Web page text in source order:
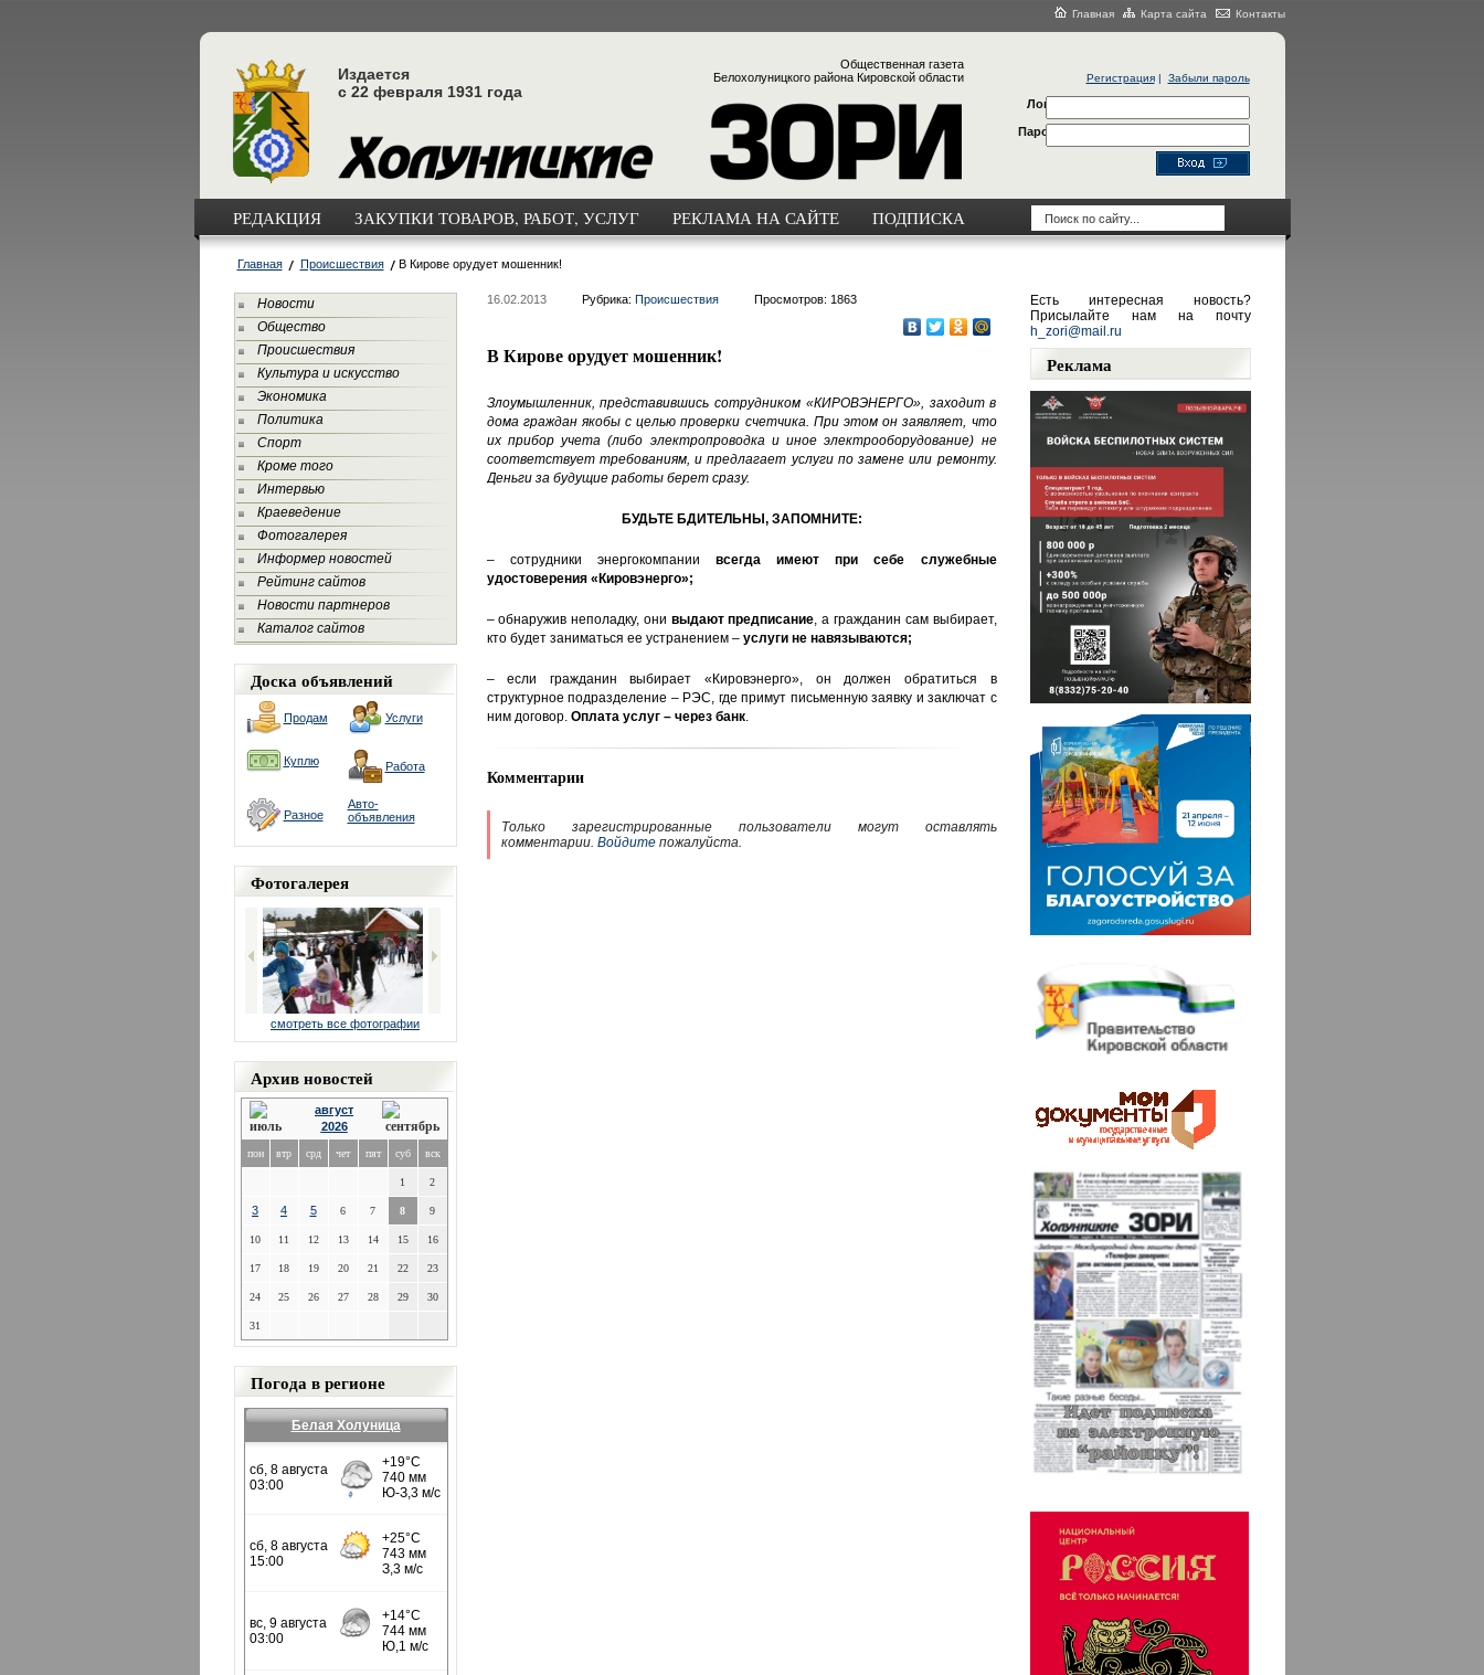
Главная Карта сайта Контакты
Издается
с 22 февраля 1931 года
Общественная газета
Белохолуницкого района Кировской области
Регистрация| Забыли пароль
Логин
Пароль
РЕДАКЦИЯ ЗАКУПКИ ТОВАРОВ, РАБОТ, УСЛУГ РЕКЛАМА НА САЙТЕ ПОДПИСКА
Главная Происшествия В Кирове орудует мошенник!
Новости
Общество
Происшествия
Культура и искусство
Экономика
Политика
Спорт
Кроме того
Интервью
Краеведение
Фотогалерея
Информер новостей
Рейтинг сайтов
Новости партнеров
Каталог сайтов
Доска объявлений
Продам Услуги
Куплю Работа
Разное
Авто-
объявления
Фотогалерея
смотреть все фотографии
Архив новостей
август
2026
пон втр срд чет пят суб вск
1 2
3 4 5 6 7 8 9
10 11 12 13 14 15 16
17 18 19 20 21 22 23
24 25 26 27 28 29 30
31
Погода в регионе
Белая Холуница
16.02.2013 Рубрика: Происшествия Просмотров: 1863
В Кирове орудует мошенник!
Злоумышленник, представившись сотрудником «КИРОВЭНЕРГО», заходит в
дома граждан якобы с целью проверки счетчика. При этом он заявляет, что
их прибор учета (либо электропроводка и иное электрооборудование) не
соответствует требованиям, и предлагает услуги по замене или ремонту.
Деньги за будущие работы берет сразу.
БУДЬТЕ БДИТЕЛЬНЫ, ЗАПОМНИТЕ:
– сотрудники энергокомпании всегда
имеют при себе служебные
удостоверения «Кировэнерго»;
– обнаружив неполадку, они выдают предписание, а гражданин сам выбирает,
кто будет заниматься ее устранением –услуги не навязываются;
– если гражданин выбирает «Кировэнерго», он должен обратиться в
структурное подразделение – РЭС, где примут письменную заявку и заключат с
ним договор. Оплата услуг – через банк.
Комментарии
Только зарегистрированные пользователи могут оставлять
комментарии. Войдитепожалуйста.
Есть интересная новость?
Присылайте нам на почту
h_zori@mail.ru
Реклама